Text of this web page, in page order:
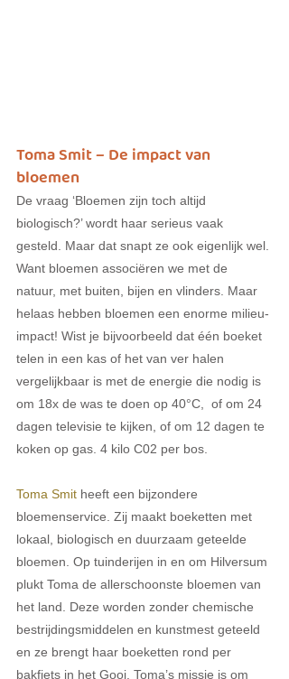
Toma Smit – De impact van
bloemen
De vraag ‘Bloemen zijn toch altijd
biologisch?’ wordt haar serieus vaak
gesteld. Maar dat snapt ze ook eigenlijk wel.
Want bloemen associëren we met de
natuur, met buiten, bijen en vlinders. Maar
helaas hebben bloemen een enorme milieu-
impact! Wist je bijvoorbeeld dat één boeket
telen in een kas of het van ver halen
vergelijkbaar is met de energie die nodig is
om 18x de was te doen op 40°C,  of om 24
dagen televisie te kijken, of om 12 dagen te
koken op gas. 4 kilo C02 per bos.
Toma Smit heeft een bijzondere
bloemenservice. Zij maakt boeketten met
lokaal, biologisch en duurzaam geteelde
bloemen. Op tuinderijen in en om Hilversum
plukt Toma de allerschoonste bloemen van
het land. Deze worden zonder chemische
bestrijdingsmiddelen en kunstmest geteeld
en ze brengt haar boeketten rond per
bakfiets in het Gooi. Toma’s missie is om